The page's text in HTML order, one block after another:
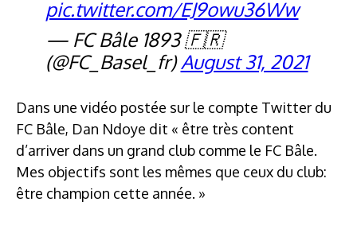
pic.twitter.com/EJ9owu36Ww
— FC Bâle 1893 🇫🇷
(@FC_Basel_fr)August 31, 2021
Dans une vidéo postée sur le compte Twitter du
FC Bâle, Dan Ndoye dit « être très content
d’arriver dans un grand club comme le FC Bâle.
Mes objectifs sont les mêmes que ceux du club:
être champion cette année. »